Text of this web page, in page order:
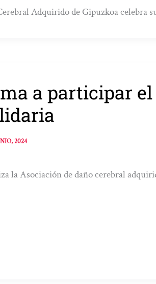
Adquirido de Gipuzkoa celebra
a participar
2024
la Asociación de daño cerebral